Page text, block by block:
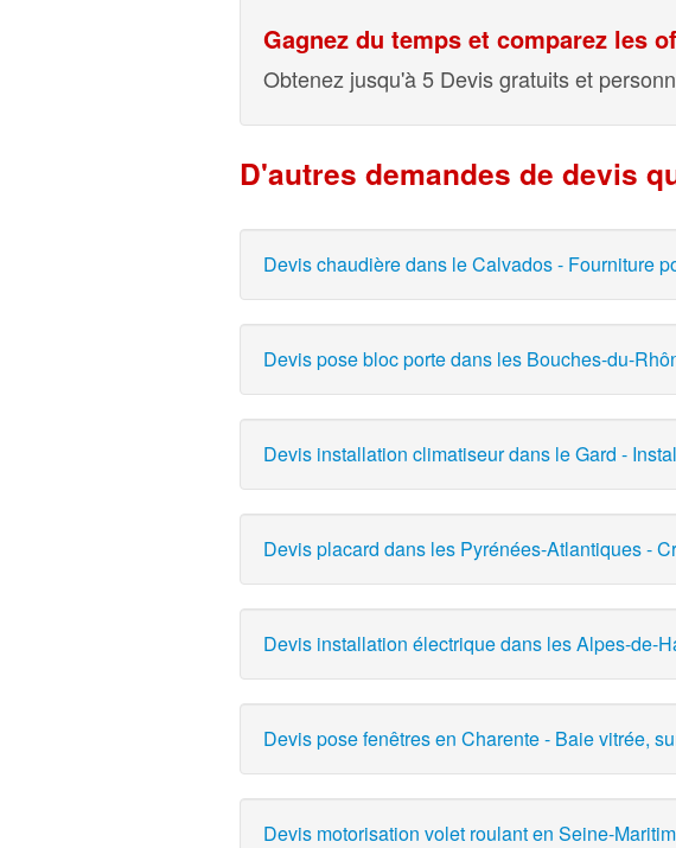
Gagnez du temps et comparez les
Obtenez jusqu'à 5 Devis gratuits et
D'autres demandes de devis
Devis chaudière dans le Calvados - Fourniture
Devis pose bloc porte dans les Bouches-du-
Devis installation climatiseur dans le Gard -
Devis placard dans les Pyrénées-Atlantiques -
Devis installation électrique dans les Alpes-de-
Devis pose fenêtres en Charente - Baie vitrée,
Devis motorisation volet roulant en Seine-